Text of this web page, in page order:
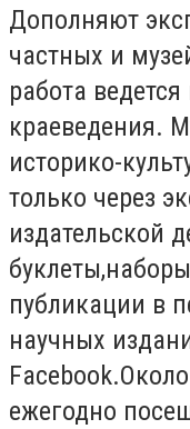
Дополняют
частных и
работа
краеведения.
историко-
только через
издательской
публикации в
научных
ежегодно